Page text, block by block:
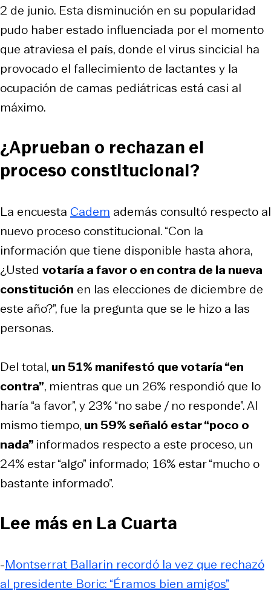
2 de junio. Esta disminución en su popularidad
pudo haber estado influenciada por el momento
que atraviesa el país, donde el virus sincicial ha
provocado el fallecimiento de lactantes y la
ocupación de camas pediátricas está casi al
máximo.
¿Aprueban o rechazan el
proceso constitucional?
La encuesta Cadem además consultó respecto al
nuevo proceso constitucional. “Con la
información que tiene disponible hasta ahora,
¿Usted votaría a favor o en contra de la nueva
constitución en las elecciones de diciembre de
este año?”, fue la pregunta que se le hizo a las
personas.
Del total, un 51% manifestó que votaría “en
contra”, mientras que un 26% respondió que lo
haría “a favor”, y 23% “no sabe / no responde”. Al
mismo tiempo, un 59% señaló estar “poco o
nada” informados respecto a este proceso, un
24% estar “algo” informado; 16% estar “mucho o
bastante informado”.
Lee más en La Cuarta
-Montserrat Ballarin recordó la vez que rechazó
al presidente Boric: “Éramos bien amigos”